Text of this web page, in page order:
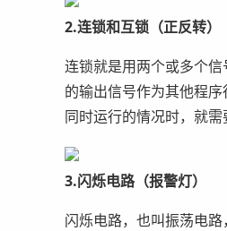
2.连锁和互锁（正反转）
连锁就是用两个或多个
的输出信号作为其他程
同时运行的情况时，就需
3.闪烁电路（报警灯）
闪烁电路，也叫振荡电